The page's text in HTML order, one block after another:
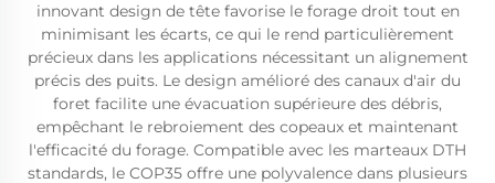
innovant design de tête favorise le forage droit tout en
minimisant les écarts, ce qui le rend particulièrement
précieux dans les applications nécessitant un alignement
précis des puits. Le design amélioré des canaux d'air du
foret facilite une évacuation supérieure des débris,
empêchant le rebroiement des copeaux et maintenant
l'efficacité du forage. Compatible avec les marteaux DTH
standards, le COP35 offre une polyvalence dans plusieurs